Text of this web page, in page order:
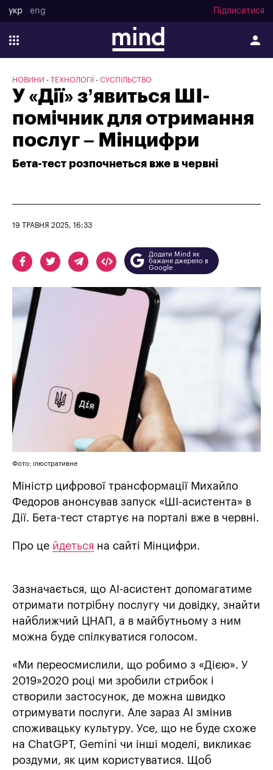
укр eng Підписатися
НОВИНИ ТЕХНОЛОГІЇ СУСПІЛЬСТВО
У «Дії» з’явиться ШІ-
помічник для отримання
послуг – Мінцифри
Бета-тест розпочнеться вже в червні
19 ТРАВНЯ 2025, 16:33
Додати Mind як
бажане джерело в
Google
Фото: ілюстративне
Міністр цифрової трансформації Михайло
Федоров анонсував запуск «ШІ-асистента» в
Дії. Бета-тест стартує на порталі вже в червні.
Про це йдеться на сайті Мінцифри.
Зазначається, що АІ-асистент допомагатиме
отримати потрібну послугу чи довідку, знайти
найближчий ЦНАП, а в майбутньому з ним
можна буде спілкуватися голосом.
«Ми переосмислили, що робимо з «Дією». У
2019»2020 році ми зробили стрибок і
створили застосунок, де можна швидко
отримувати послуги. Але зараз АІ змінив
споживацьку культуру. Усе, що не буде схоже
на ChatGPT, Gemini чи інші моделі, викликає
роздуми, як цим користуватися. Щоб